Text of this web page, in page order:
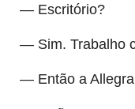
— Escritório?
— Sim. Trabalho
— Então a